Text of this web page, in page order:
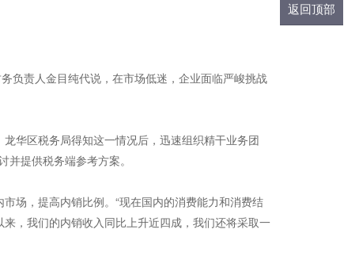
负责人金目纯代说，在市场低迷，企业面临严峻挑战
华区税务局得知这一情况后，迅速组织精干业务团
提供税务端参考方案。
场，提高内销比例。“现在国内的消费能力和消费结
，我们的内销收入同比上升近四成，我们还将采取一
返回顶部